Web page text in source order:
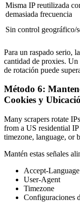
Misma IP reutilizada
demasiada frecuencia
Sin control geográfico/
Para un raspado serio,
cantidad de proxies.
de rotación puede
Método 6:
Cookies y
Many scrapers rotate
from a US residential
timezone, language, or
Mantén estas señales
Accept-Language
User-Agent
Timezone
Configuraciones